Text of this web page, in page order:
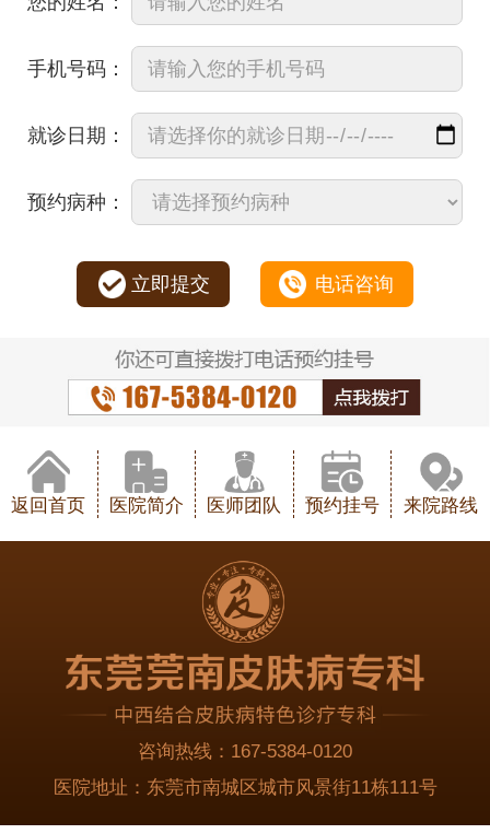
手机号码：
就诊日期：
预约病种：
立即提交 电话咨询
返回首页 医院简介 医师团队 预约挂号 来院路线
咨询热线： 167-5384-0120
医院地址： 东莞市南城区城市风景街11栋111号